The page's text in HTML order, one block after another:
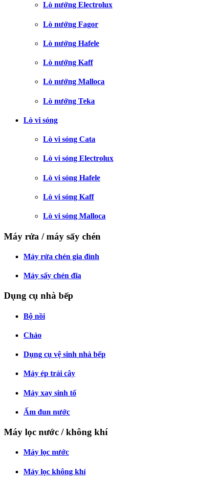
Lò nướng Electrolux
Lò nướng Fagor
Lò nướng Hafele
Lò nướng Kaff
Lò nướng Malloca
Lò nướng Teka
Lò vi sóng
Lò vi sóng Cata
Lò vi sóng Electrolux
Lò vi sóng Hafele
Lò vi sóng Kaff
Lò vi sóng Malloca
Máy rửa / máy sấy chén
Máy rửa chén gia đình
Máy sấy chén đĩa
Dụng cụ nhà bếp
Bộ nồi
Chảo
Dụng cụ vệ sinh nhà bếp
Máy ép trái cây
Máy xay sinh tố
Ấm đun nước
Máy lọc nước / không khí
Máy lọc nước
Máy lọc không khí